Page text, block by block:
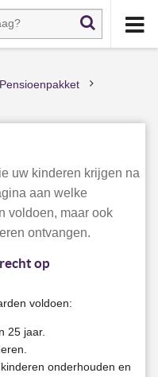
Pensioenpakket
uw kinderen krijgen na
aan welke
voldoen, maar ook
ontvangen.
op
voldoen:
25 jaar.
onderhouden en